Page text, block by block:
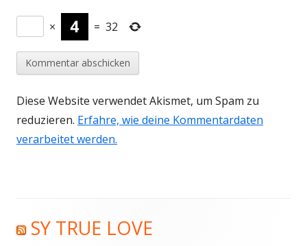
× = 32
Diese Website verwendet Akismet, um Spam zu
reduzieren. Erfahre, wie deine Kommentardaten
verarbeitet werden.
Haupt-
SY TRUE LOVE